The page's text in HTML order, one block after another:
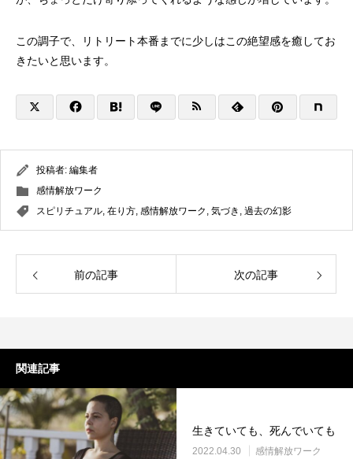
この調子で、リトリート本番までに少しはこの絶望感を癒してお
きたいと思います。
投稿者: 編集者
感情解放ワーク
スピリチュアル, 在り方, 感情解放ワーク , 気づき , 過去の幻影
前の記事 次の記事
関連記事
生きていても、死んでいても
2022.04.30 感情解放ワーク